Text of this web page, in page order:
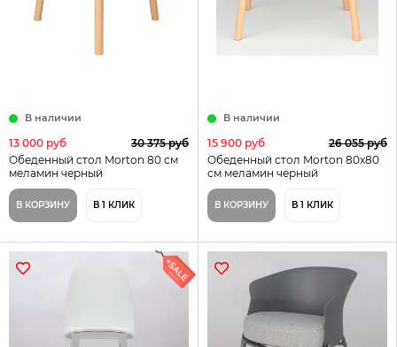
В наличии
13 000 руб
30 375 руб
Обеденный стол Morton 80 см
меламин черный
В КОРЗИНУ В 1 КЛИК
В наличии
15 900 руб
26 055 руб
Обеденный стол Morton 80х80
см меламин черный
В КОРЗИНУ В 1 КЛИК